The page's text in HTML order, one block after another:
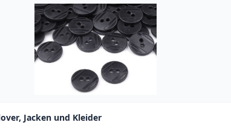
Jacken und Kleider